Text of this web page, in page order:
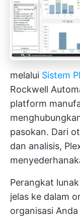
melalui Sistem
Rockwell
platform
pasokan. Dari
dan analisis,
Perangkat
jelas ke dalam
organisasi